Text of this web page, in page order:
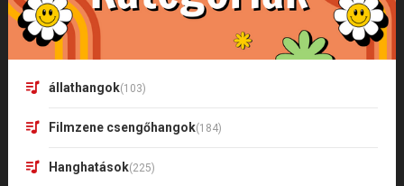
állathangok(103)
Filmzene csengőhangok(184)
Hanghatások(225)